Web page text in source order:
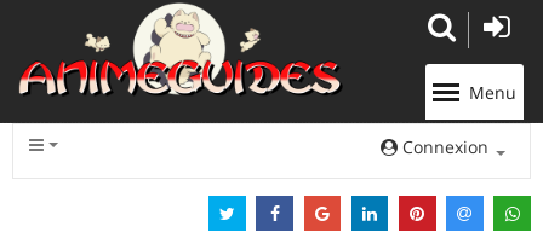
Menu
Connexion
Panneau de gestion des cookies